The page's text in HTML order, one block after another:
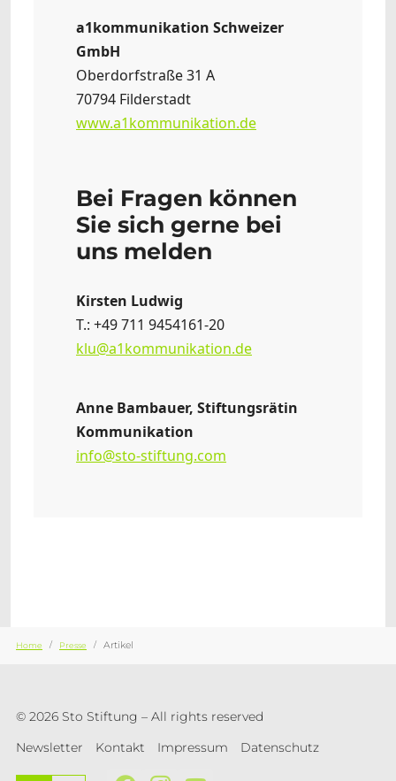
a1kommunikation Schweizer
GmbH
Oberdorfstraße 31 A
70794 Filderstadt
www.a1kommunikation.de
Bei Fragen können
Sie sich gerne bei
uns melden
Kirsten Ludwig
T.: +49 711 9454161-20
klu@a1kommunikation.de
Anne Bambauer, Stiftungsrätin
Kommunikation
info@sto-stiftung.com
Home Presse Artikel
© 2026 Sto Stiftung – All rights reserved
Newsletter
Kontakt Impressum Datenschutz